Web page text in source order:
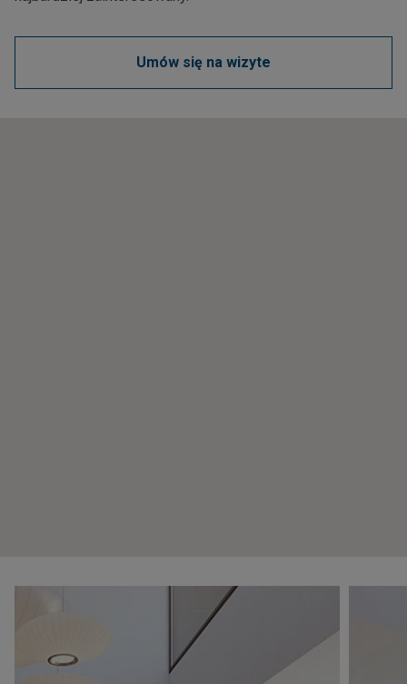
Umów się na wizyte